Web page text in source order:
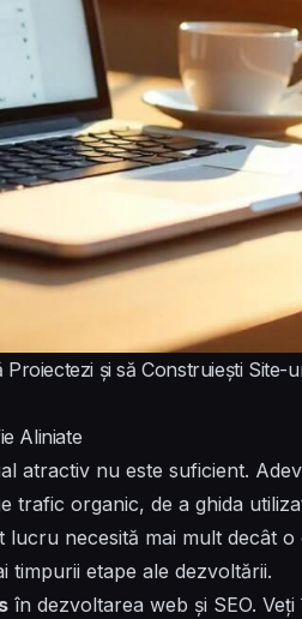
și să Construiești Site-
Aliniate
atractiv nu este suficient.
trafic organic, de a ghida
necesită mai mult decât o
timpurii etape ale dezvoltării.
în dezvoltarea web și SEO.